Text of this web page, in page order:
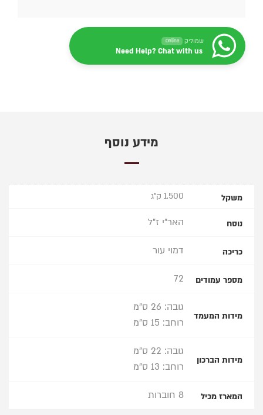
שמוליק Online
Need Help? Chat with us
מידע נוסף
משקל 1.500 ק"ג
נוסח האר"י ז"ל
כריכה דמוי עור
מספר עמודים 72
מידות המעמד
גובה: 26 ס"מ
רוחב: 15 ס"מ
מידות הברכון
גובה: 22 ס"מ
רוחב: 13 ס"מ
המארז מכיל 8 חוברות